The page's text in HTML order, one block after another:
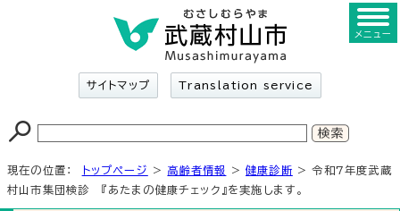
サイトマップ Translation service
メニュー
現在の位置： トップページ > 高齢者情報 >健康診断 > 令和7年度武蔵
村山市集団検診 『あたまの健康チェック』を実施します。